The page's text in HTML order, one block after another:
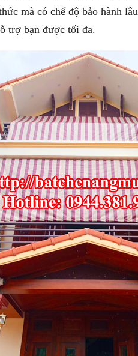
mà có chế độ bảo hành
trợ bạn được tối đa.